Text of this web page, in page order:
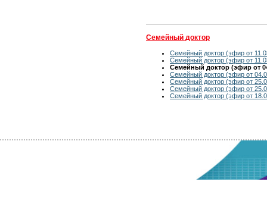
Семейный доктор
Семейный доктор (эфир от
Семейный доктор (эфир от
Семейный доктор (эфир от
Семейный доктор (эфир от
Семейный доктор (эфир от
Семейный доктор (эфир от
Семейный доктор (эфир от